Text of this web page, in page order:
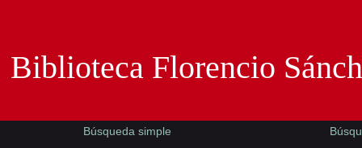
Biblioteca Florencio
Búsqueda simple